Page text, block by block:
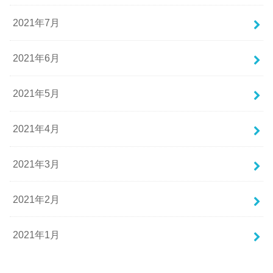
2021年7月
2021年6月
2021年5月
2021年4月
2021年3月
2021年2月
2021年1月